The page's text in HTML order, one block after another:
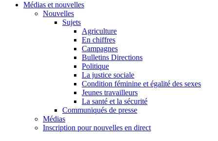
Médias et nouvelles
Nouvelles
Sujets
Agriculture
En chiffres
Campagnes
Bulletins Directions
Politique
La justice sociale
Condition féminine et égalité des sexes
Jeunes travailleurs
La santé et la sécurité
Communiqués de presse
Médias
Inscription pour nouvelles en direct